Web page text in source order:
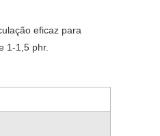
eficaz para
1-1,5 phr.